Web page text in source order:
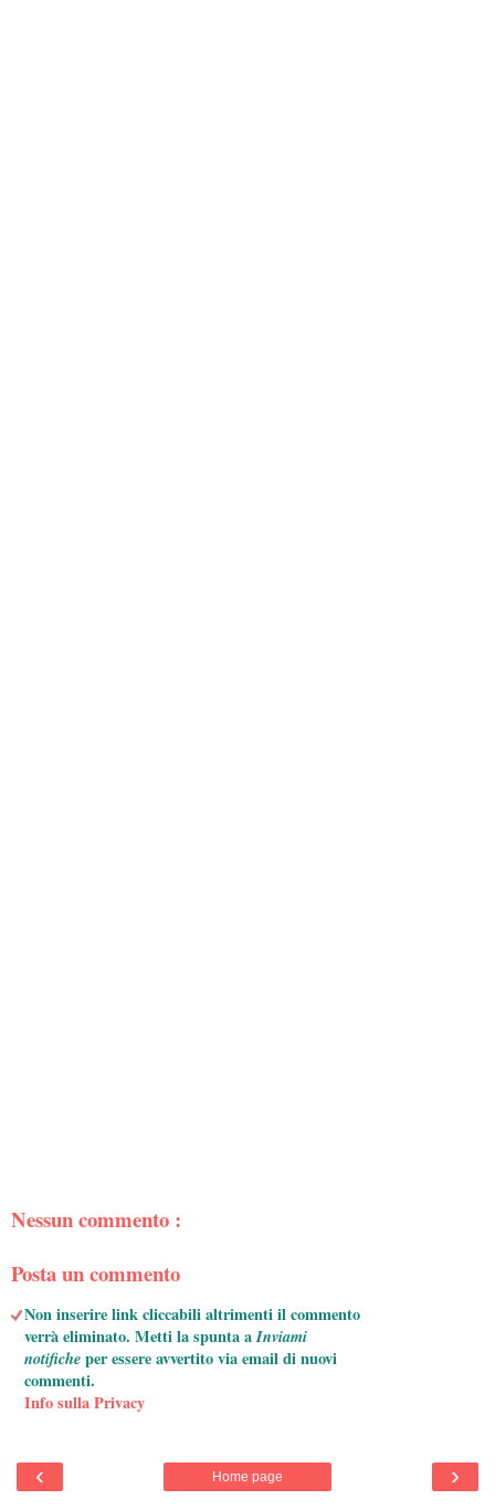
Nessun commento :
Posta un commento
Non inserire link cliccabili altrimenti il commento
verrà eliminato. Metti la spunta aInviami
notificheper essere avvertito via email di nuovi
commenti.
Info sulla Privacy
‹ ›
Home page